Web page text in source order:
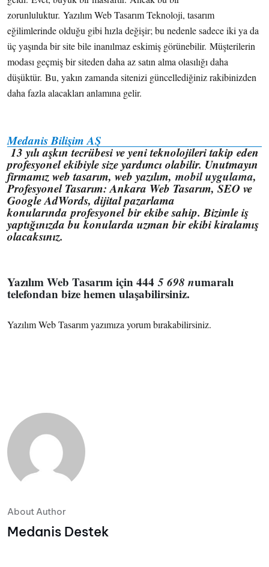
zorunluluktur. Yazılım Web Tasarım Teknoloji, tasarım
eğilimlerinde olduğu gibi hızla değişir; bu nedenle sadece iki ya da
üç yaşında bir site bile inanılmaz eskimiş görünebilir. Müşterilerin
modası geçmiş bir siteden daha az satın alma olasılığı daha
düşüktür. Bu, yakın zamanda sitenizi güncellediğiniz rakibinizden
daha fazla alacakları anlamına gelir.
Medanis Bilişim AŞ
13 yılı aşkın tecrübesi ve yeni teknolojileri takip eden
profesyonel ekibiyle size yardımcı olabilir. Unutmayın
firmamız web tasarım, web yazılım,mobil uygulama,
Profesyonel Tasarım: Ankara Web Tasarım, SEO ve
Google AdWords, dijital pazarlama
konularındaprofesyonelbir ekibe sahip. Bizimle iş
yaptığınızda bu konularda uzman bir ekibi kiralamış
olacaksınız.
Yazılım Web Tasarım için 444 5 698 numaralı
telefondan bize hemen ulaşabilirsiniz.
Yazılım Web Tasarım yazımıza yorum bırakabilirsiniz.
About Author
Medanis Destek